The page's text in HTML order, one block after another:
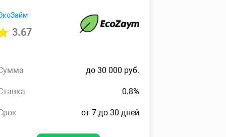
3.67
до 30 000 руб.
0.8%
от 7 до 30 дней